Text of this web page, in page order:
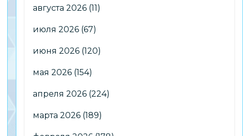
августа 2026 (11)
июля 2026 (67)
июня 2026 (120)
мая 2026 (154)
апреля 2026 (224)
марта 2026 (189)